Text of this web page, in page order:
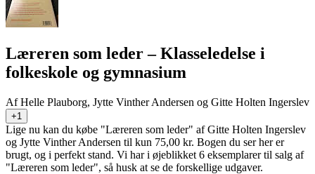
Læreren som leder– Klasseledelse i
folkeskole og gymnasium
AfHelle Plauborg, Jytte Vinther Andersen og Gitte Holten Ingerslev
+1
Lige nu kan du købe "Læreren som leder" af Gitte Holten Ingerslev
og Jytte Vinther Andersen til kun 75,00 kr. Bogen du ser her er
brugt, og i perfekt stand. Vi har i øjeblikket 6 eksemplarer til salg af
"Læreren som leder", så husk at se de forskellige udgaver.